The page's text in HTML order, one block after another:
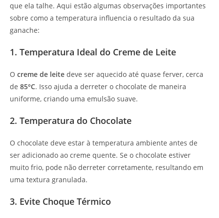
que ela talhe. Aqui estão algumas observações importantes
sobre como a temperatura influencia o resultado da sua
ganache:
1. Temperatura Ideal do Creme de Leite
O creme de leite deve ser aquecido até quase ferver, cerca
de 85°C. Isso ajuda a derreter o chocolate de maneira
uniforme, criando uma emulsão suave.
2. Temperatura do Chocolate
O chocolate deve estar à temperatura ambiente antes de
ser adicionado ao creme quente. Se o chocolate estiver
muito frio, pode não derreter corretamente, resultando em
uma textura granulada.
3. Evite Choque Térmico